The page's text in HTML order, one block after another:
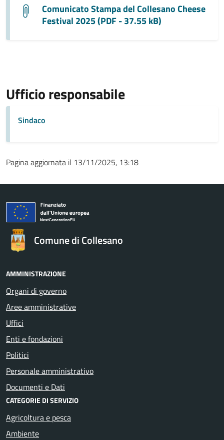
Comunicato Stampa del Collesano Cheese
Festival 2025 (PDF - 37.55 kB)
Ufficio responsabile
Sindaco
Pagina aggiornata il 13/11/2025, 13:18
Comune di Collesano
AMMINISTRAZIONE
Organi di governo
Aree amministrative
Uffici
Enti e fondazioni
Politici
Personale amministrativo
Documenti e Dati
CATEGORIE DI SERVIZIO
Agricoltura e pesca
Ambiente